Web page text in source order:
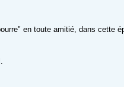
en toute amitié, dans cette